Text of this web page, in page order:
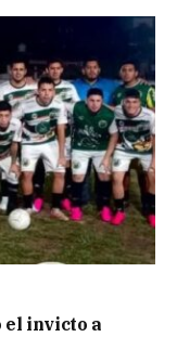
el invicto a